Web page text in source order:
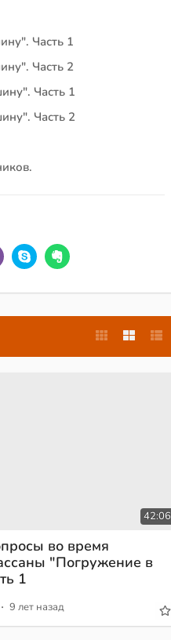
Часть 1
Часть 2
Часть 1
Часть 2
42:06
во время
"Погружение в
1
· 9 лет назад